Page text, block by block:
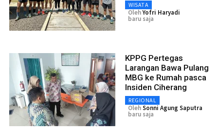
WISATA
OlehYofri Haryadi
baru saja
KPPG Pertegas
Larangan Bawa Pulang
MBG ke Rumah pasca
Insiden Ciherang
REGIONAL
OlehSonni Agung Saputra
baru saja